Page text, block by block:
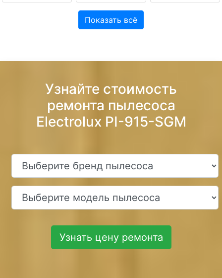
Показать всё
Узнайте стоимость
ремонта пылесоса
Electrolux PI-915-SGM
Узнать цену ремонта